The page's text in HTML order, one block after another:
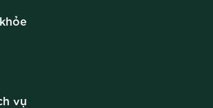
vụ